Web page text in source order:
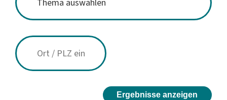
Ergebnisse anzeigen